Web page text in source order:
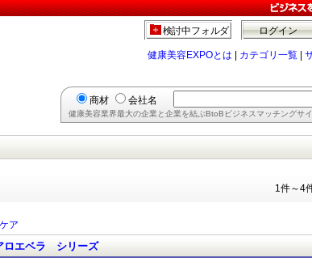
ログイン
検討中フォルダ
健康美容EXPOとは カテゴリ一覧
商材 会社名
健康美容業界最大の企業と企業を結ぶBtoBビジネスマッチングサ
1件～4
ア
ロエベラ シリーズ